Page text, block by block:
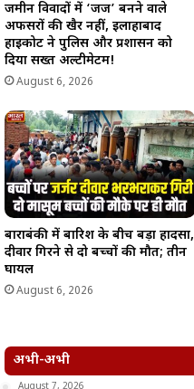
जमीन विवादों में ‘जज’ बनने वाले
अफसरों की खैर नहीं, इलाहाबाद
हाईकोर्ट ने पुलिस और प्रशासन को
दिया सख्त अल्टीमेटम!
August 6, 2026
बाराबंकी में बारिश के बीच बड़ा हादसा,
दीवार गिरने से दो बच्चों की मौत; तीन
घायल
August 6, 2026
अभी-अभी